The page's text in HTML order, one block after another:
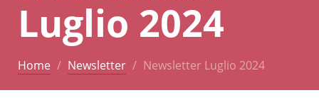
Luglio 2024
Home Newsletter Newsletter Luglio 2024